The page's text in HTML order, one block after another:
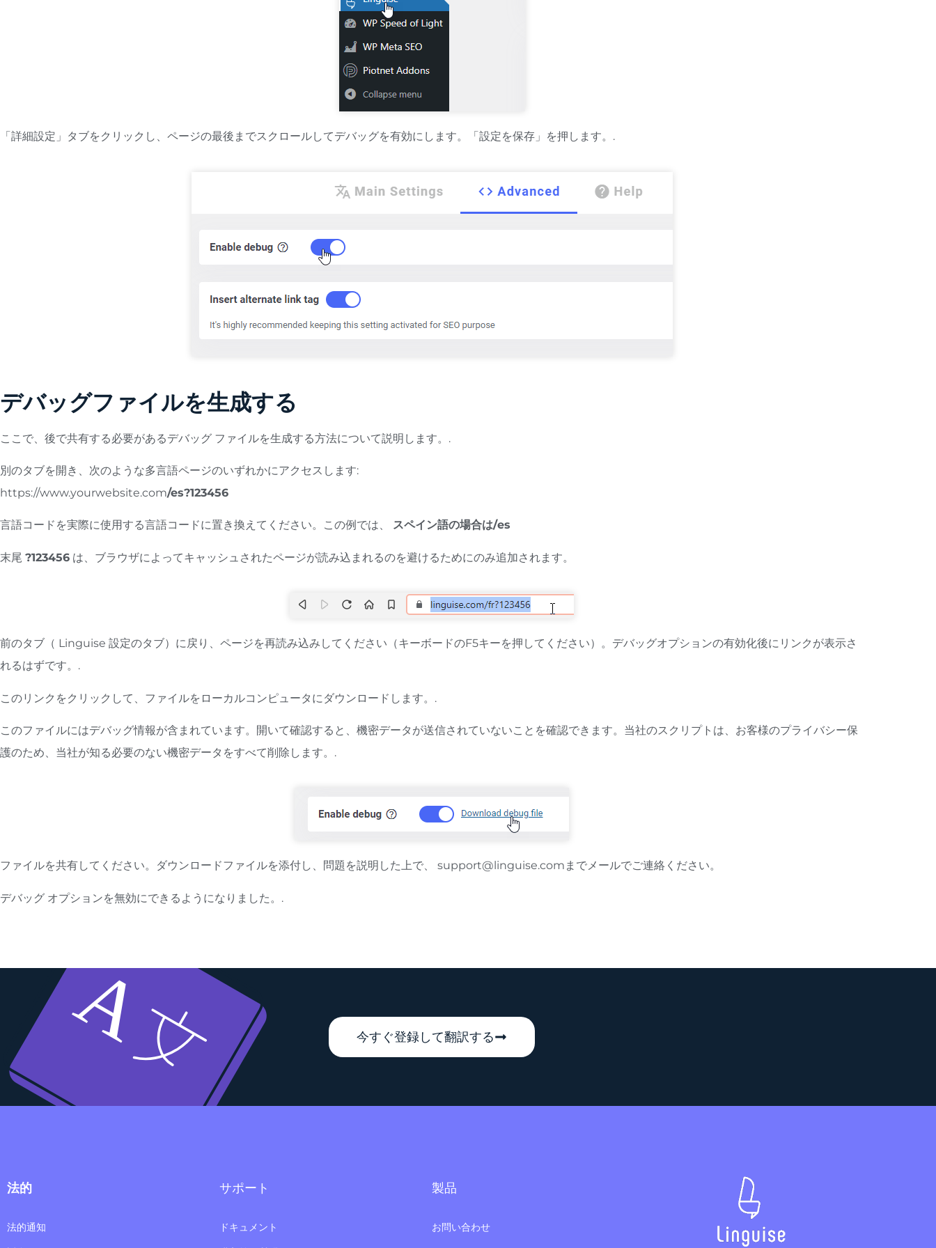
「詳細設定」タブをクリックし、ページの最後までスクロールしてデバッグを有効にします。「設定を保存」を押します。.
デバッグファイルを生成する
ここで、後で共有する必要があるデバッグ ファイルを生成する方法について説明します。.
別のタブを開き、次のような多言語ページのいずれかにアクセスします:
https://www.yourwebsite.com/es?123456
言語コードを実際に使用する言語コードに置き換えてください。この例では、 スペイン語の場合は/es
末尾 ?123456 は、ブラウザによってキャッシュされたページが読み込まれるのを避けるためにのみ追加されます。
前のタブ（ Linguise 設定のタブ）に戻り、ページを再読み込みしてください（キーボードのF5キーを押してください）。デバッグオプションの有効化後にリンクが表示さ
れるはずです。.
このリンクをクリックして、ファイルをローカルコンピュータにダウンロードします。.
このファイルにはデバッグ情報が含まれています。開いて確認すると、機密データが送信されていないことを確認できます。当社のスクリプトは、お客様のプライバシー保
護のため、当社が知る必要のない機密データをすべて削除します。.
ファイルを共有してください。ダウンロードファイルを添付し、問題を説明した上で、 support@linguise.com までメールでご連絡ください。
デバッグ オプションを無効にできるようになりました。.
今すぐ登録して翻訳する
法的
法的通知
サポート
ドキュメント
製品
お問い合わせ